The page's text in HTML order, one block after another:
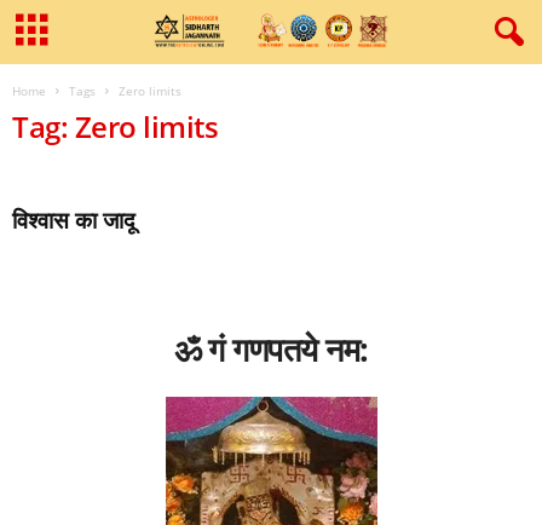
Home Tags Zero limits
Tag: Zero limits
विश्‍वास का जादू
ॐ गं गणपतये नम: